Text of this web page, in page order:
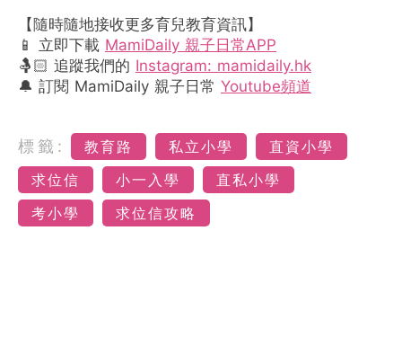
【隨時隨地接收更多育兒教育資訊】
📱 立即下載 MamiDaily 親子日常APP
🤱🏻 追蹤我們的 Instagram: mamidaily.hk
🔔 訂閱 MamiDaily 親子日常 Youtube頻道
標籤: 教育路 私立小學
直資小學
求位信
小一入學
直私小學
考小學
求位信攻略